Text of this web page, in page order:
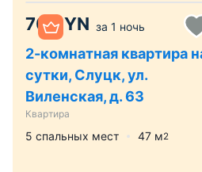
70 BYN за 1 ночь
2-комнатная квартира
сутки, Слуцк, ул.
Виленская, д. 63
Квартира
5 спальных мест 47 м2